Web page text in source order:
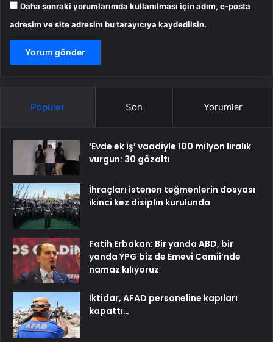
Daha sonraki yorumlarımda kullanılması için adım, e-posta
adresim ve site adresim bu tarayıcıya kaydedilsin.
Popüler Son Yorumlar
‘Evde ek iş’ vaadiyle 100 milyon liralık
vurgun: 30 gözaltı
İhraçları istenen teğmenlerin dosyası
ikinci kez disiplin kurulunda
Fatih Erbakan: Bir yanda ABD, bir
yanda YPG biz de Emevi Camii’nde
namaz kılıyoruz
İktidar, AFAD personeline kapıları
kapattı…